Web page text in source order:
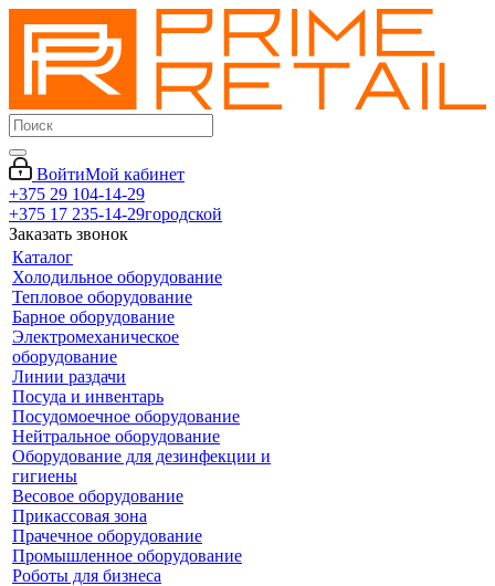
ВойтиМой кабинет
+375 29 104-14-29
+375 17 235-14-29городской
Заказать звонок
Каталог
Холодильное оборудование
Тепловое оборудование
Барное оборудование
Электромеханическое
оборудование
Линии раздачи
Посуда и инвентарь
Посудомоечное оборудование
Нейтральное оборудование
Оборудование для дезинфекции и
гигиены
Весовое оборудование
Прикассовая зона
Прачечное оборудование
Промышленное оборудование
Роботы для бизнеса